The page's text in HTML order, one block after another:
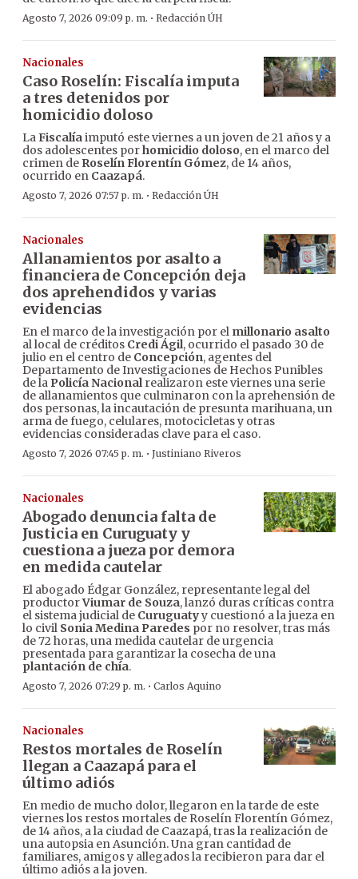
Agosto 7, 2026 09:09 p. m. · Redacción ÚH
Nacionales
Caso Roselín: Fiscalía imputa
a tres detenidos por
homicidio doloso
LaFiscalíaimputó este viernes a un joven de 21 años y a
dos adolescentes porhomicidio doloso, en el marco del
crimen de Roselín Florentín Gómez, de 14 años,
ocurrido en Caazapá.
Agosto 7, 2026 07:57 p. m. · Redacción ÚH
Nacionales
Allanamientos por asalto a
financiera de Concepción deja
dos aprehendidos y varias
evidencias
En el marco de la investigación por el millonario asalto
al local de créditos Credi Ágil, ocurrido el pasado 30 de
julio en el centro de Concepción, agentes del
Departamento de Investigaciones de Hechos Punibles
de la Policía Nacionalrealizaron este viernes una serie
de allanamientos que culminaron con la aprehensión de
dos personas, la incautación de presunta marihuana, un
arma de fuego, celulares, motocicletas y otras
evidencias consideradas clave para el caso.
Agosto 7, 2026 07:45 p. m. · Justiniano Riveros
Nacionales
Abogado denuncia falta de
Justicia en Curuguaty y
cuestiona a jueza por demora
en medida cautelar
El abogado Édgar González, representante legal del
productorViumar de Souza, lanzó duras críticas contra
el sistema judicial de Curuguatyy cuestionó a la jueza en
lo civil Sonia Medina Paredes por no resolver, tras más
de 72 horas, una medida cautelar de urgencia
presentada para garantizar la cosecha de una
plantación de chía.
Agosto 7, 2026 07:29 p. m. · Carlos Aquino
Nacionales
Restos mortales de Roselín
llegan a Caazapá para el
último adiós
En medio de mucho dolor, llegaron en la tarde de este
viernes los restos mortales de Roselín Florentín Gómez,
de 14 años, a la ciudad de Caazapá, tras la realización de
una autopsia en Asunción. Una gran cantidad de
familiares, amigos y allegados la recibieron para dar el
último adiós a la joven.